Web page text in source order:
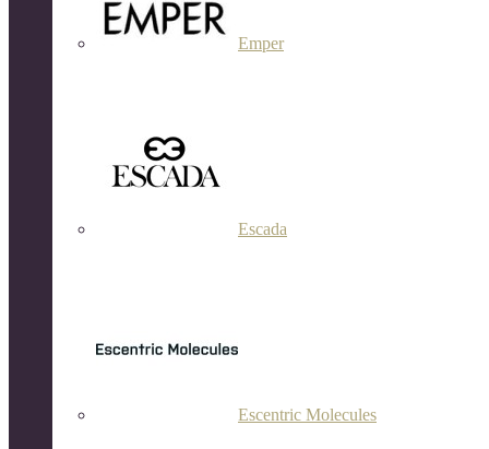
Emper
Escada
Escentric Molecules